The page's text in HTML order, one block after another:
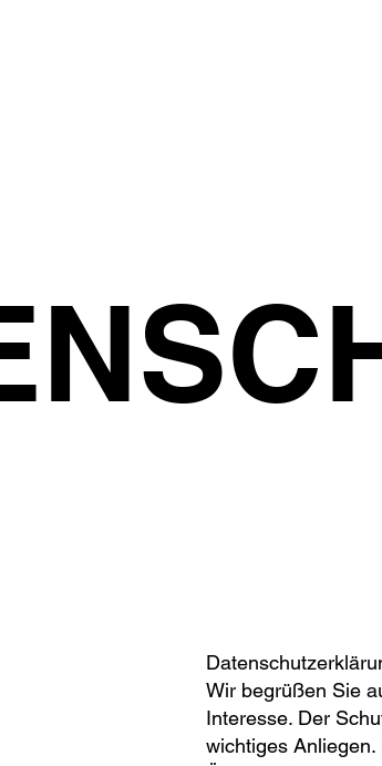
Wir begrüßen Sie
Interesse. Der
wichtiges